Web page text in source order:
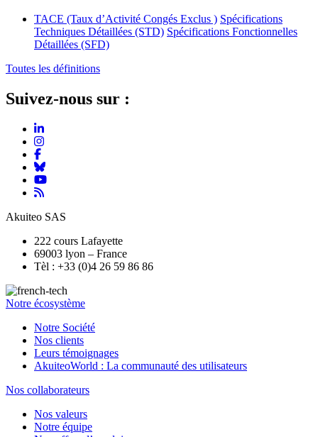
TACE (Taux d’Activité Congés Exclus ) Spécifications
Techniques Détaillées (STD) Spécifications Fonctionnelles
Détaillées (SFD)
Toutes les définitions
Suivez-nous sur :
Akuiteo SAS
222 cours Lafayette
69003 lyon – France
Tèl : +33 (0)4 26 59 86 86
Notre écosystème
Notre Société
Nos clients
Leurs témoignages
AkuiteoWorld : La communauté des utilisateurs
Nos collaborateurs
Nos valeurs
Notre équipe